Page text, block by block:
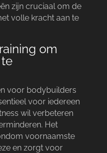
zijn cruciaal om de
volle kracht aan te
om
voor bodybuilders
voor iedereen
wil verbeteren
Het
voornaamste
en zorgt voor